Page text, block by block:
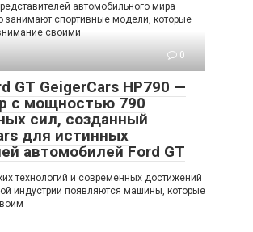
автомобильного мира
занимают спортивные модели, которые
своими
0
GT GeigerCars HP790 —
с мощностью 790
сил, созданный
для истинных
автомобилей Ford GT
технологий и современных достижений
индустрии появляются машины, которые